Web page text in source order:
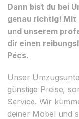
Dann bist du bei
genau richtig! Mit
und unserem
dir einen
Pécs.
Unser
günstige Preise,
Service. Wir
deiner Möbel und